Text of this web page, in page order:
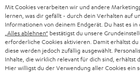
Mit Cookies verarbeiten wir und andere
lernen, was dir gefällt - durch dein Verhalten auf
Informationen von deinem Endgerät. Du hast es in
„Alles ablehnen“ bestätigst du unsere
erforderliche Cookies aktivieren. Damit erhältst du
diese werden jedoch zufällig ausgewählt.
Inhalte, die wirklich relevant für dich sind, erhältst
Hier willigst du der Verwendung aller Cookies ein